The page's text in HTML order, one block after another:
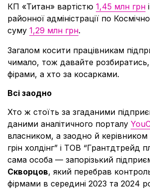
КП «Титан» вартістю 1,45 млн грн
районної адміністрації по
суму 1,29 млн грн.
Загалом косити працівникам
чимало, тож давайте розбиратись,
фірами, а хто за косарками.
Всі заодно
Хто ж стоїть за згаданими
даними аналітичного порталу
власником, а заодно й
грін холдінг” і ТОВ “Грантдтрейд
сама особа — запорізький
Скворцов, який перебрав
фірмами в середині 2023 та 2024